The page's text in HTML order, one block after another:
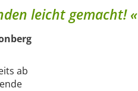
leicht gemacht! «
ab